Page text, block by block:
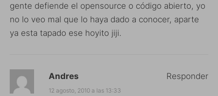
gente defiende el opensource o código abierto, yo
no lo veo mal que lo haya dado a conocer, aparte
ya esta tapado ese hoyito jiji.
Andres
12 agosto, 2010 a las 13:33
Responder